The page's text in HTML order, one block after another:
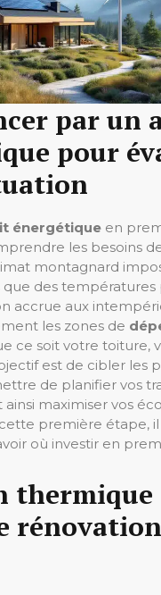
par un
pour
énergétique en
les besoins
montagnard
que des températures
accrue aux
les zones de
ce soit votre toiture,
est de cibler les
de planifier vos
maximiser vos
cette première étape,
où investir en
thermique
rénovation